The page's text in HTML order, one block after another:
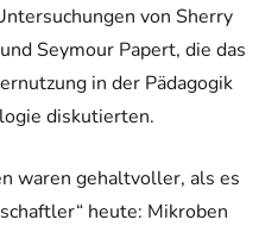
von Sherry
Seymour Papert, die das
in der Pädagogik
diskutierten.
waren gehaltvoller, als es
heute: Mikroben